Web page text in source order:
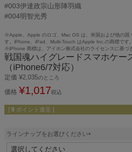
#003伊達政宗山形陣羽織
#004明智光秀
※Apple、Apple のロゴ、Mac OS は、米国および他の国
す。iPhone、iPad、Multi-Touch はApple Inc.の商標です。
※iPhone 商標は、アイホン株式会社のライセンスに基づ
戦国魂ハイグレードスマホケー
（iPhone6/7対応）
定価 ¥2,035のところ
価格 ¥1,017税込
[ 9 ポイント進呈 ]
ラインナップをお選びください
(